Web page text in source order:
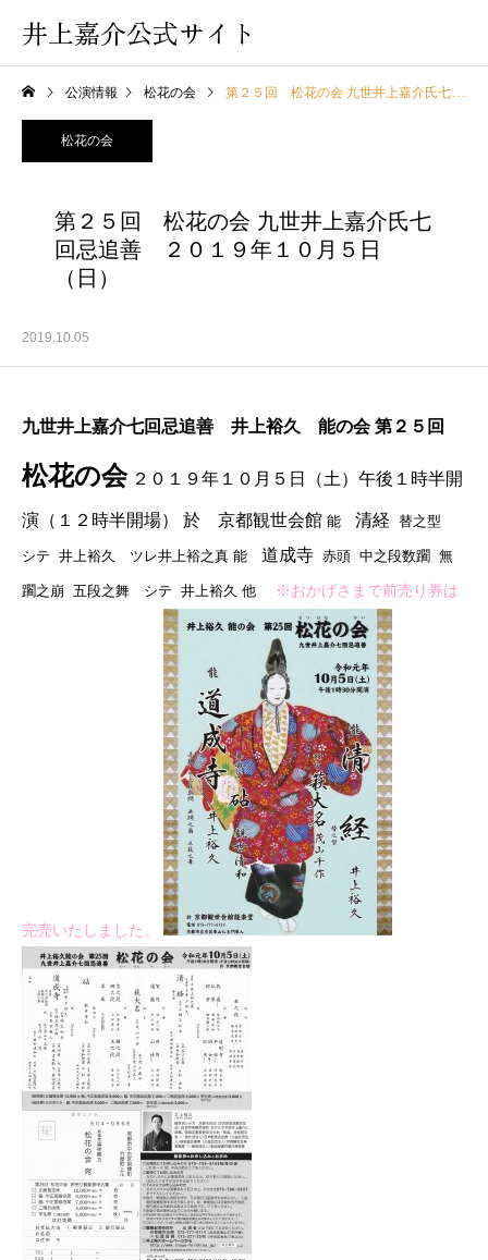
井上嘉介公式サイト
公演情報 松花の会 第２５回 松花の会 九世井上嘉介氏七回忌追善 ２０１９年１０月５日（日）
松花の会
第２５回 松花の会 九世井上嘉介氏七
回忌追善 ２０１９年１０月５日
（日）
2019.10.05
九世井上嘉介七回忌追善 井上裕久 能の会 第２５ 回
松花の会 ２０１９年１０月５日（土）午後１時半開
演（１２時半開場） 於 京都観世会館 能 清経 替之型
シテ 井上裕久 ツレ井上裕之真 能 道成寺 赤頭 中之段数躙 無
躙之崩 五段之舞 シテ 井上裕久 他 ※おかげさまで前売り券は
完売いたしました。